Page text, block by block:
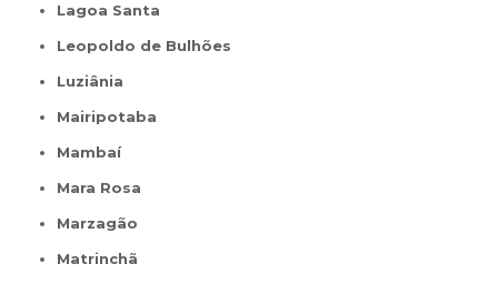
Lagoa Santa
Leopoldo de Bulhões
Luziânia
Mairipotaba
Mambaí
Mara Rosa
Marzagão
Matrinchã